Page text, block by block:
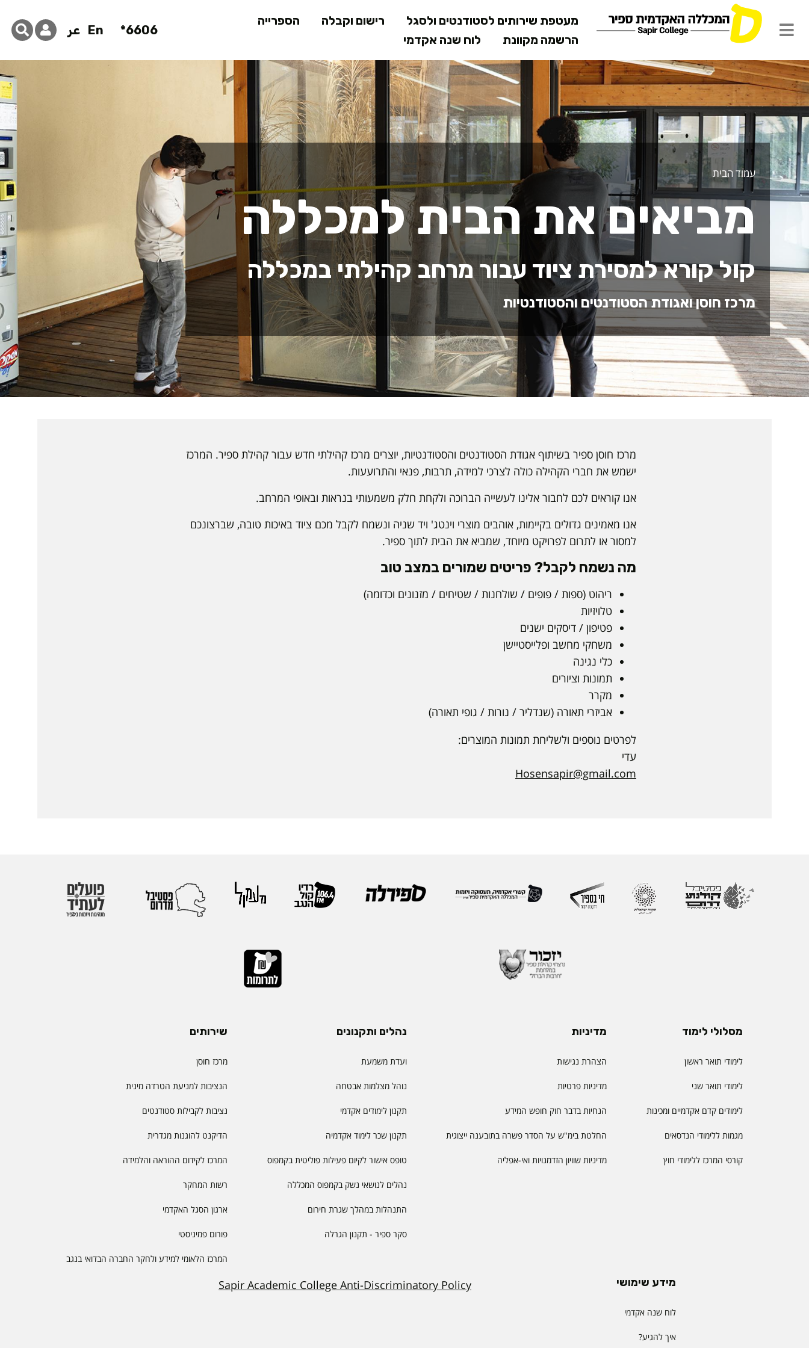
לתוכן
המרכזי
מעטפת שירותים לסטודנטים ולסגל רישום וקבלה
הספרייה
הרשמה מקוונת
לוח שנה אקדמי
6606*
En عر
מביאים את הבית למכללה - קול קורא
עמוד הבית
מביאים את הבית למכללה
קול קורא למסירת ציוד עבור מרחב קהילתי במכללה
מרכז חוסן ואגודת הסטודנטים והסטודנטיות
מרכז חוסן ספיר בשיתוף אגודת הסטודנטים והסטודנטיות, יוצרים מרכז קהילתי חדש עבור קהילת ספיר. המרכז
ישמש את חברי הקהילה כולה לצרכי למידה, תרבות, פנאי והתרועעות.
אנו קוראים לכם לחבור אלינו לעשייה הברוכה ולקחת חלק משמעותי בנראות ובאופי המרחב.
אנו מאמינים גדולים בקיימות, אוהבים מוצרי וינטג' ויד שניה ונשמח לקבל מכם ציוד באיכות טובה, שברצונכם
למסור או לתרום לפרויקט מיוחד, שמביא את הבית לתוך ספיר.
מה נשמח לקבל? פריטים שמורים במצב טוב
ריהוט (ספות / פופים / שולחנות / שטיחים / מזנונים וכדומה)
טלויזיות
פטיפון / דיסקים ישנים
משחקי מחשב ופלייסטיישן
כלי נגינה
תמונות וציורים
מקרר
אביזרי תאורה (שנדליר / נורות / גופי תאורה)
לפרטים נוספים ולשליחת תמונות המוצרים:
עדי
Hosensapir@gmail.com
מסלולי לימוד
לימודי תואר ראשון
לימודי תואר שני
לימודים קדם אקדמיים ומכינות
מגמות ללימודי הנדסאים
קורסי המרכז ללימודי חוץ
מדיניות
הצהרת נגישות
מדיניות פרטיות
הנחיות בדבר חוק חופש המידע
החלטת בימ"ש על הסדר פשרה בתובענה ייצוגית
מדיניות שוויון הזדמנויות ואי-אפליה
נהלים ותקנונים
ועדת משמעת
נוהל מצלמות אבטחה
תקנון לימודים אקדמי
תקנון שכר לימוד אקדמיה
טופס אישור לקיום פעילות פוליטית בקמפוס
נהלים לנושאי נשק בקמפוס המכללה
התנהלות במהלך שגרת חירום
סקר ספיר - תקנון הגרלה
שירותים
מרכז חוסן
הנציבות למניעת הטרדה מינית
נציבות לקבילות סטודנטים
הדיקנט להוגנות מגדרית
המרכז לקידום ההוראה והלמידה
רשות המחקר
ארגון הסגל האקדמי
פורום פמיניסטי
המרכז הלאומי למידע ולחקר החברה הבדואי בנגב
מידע שימושי
לוח שנה אקדמי
איך להגיע?
Sapir Academic College Anti-Discriminatory Policy